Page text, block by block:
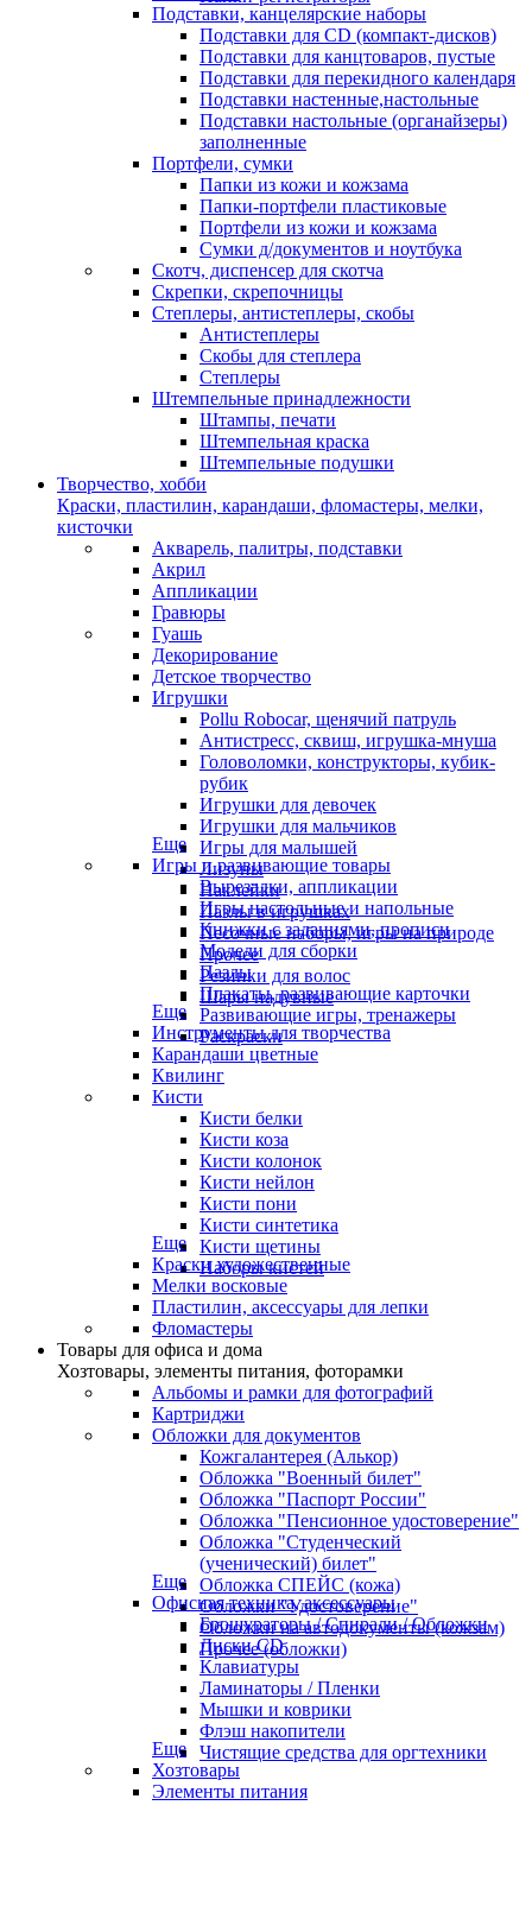
Подставки, канцелярские наборы
Подставки для CD (компакт-дисков)
Подставки для канцтоваров, пустые
Подставки для перекидного календаря
Подставки настенные,настольные
Подставки настольные (органайзеры)
заполненные
Портфели, сумки
Папки из кожи и кожзама
Папки-портфели пластиковые
Портфели из кожи и кожзама
Сумки д/документов и ноутбука
Скотч, диспенсер для скотча
Скрепки, скрепочницы
Степлеры, антистеплеры, скобы
Антистеплеры
Скобы для степлера
Степлеры
Штемпельные принадлежности
Штампы, печати
Штемпельная краска
Штемпельные подушки
Творчество, хобби
Краски, пластилин, карандаши, фломастеры, мелки,
кисточки
Акварель, палитры, подставки
Акрил
Аппликации
Гравюры
Гуашь
Декорирование
Детское творчество
Игрушки
Pollu Robocar, щенячий патруль
Антистресс, сквиш, игрушка-мнуша
Головоломки, конструкторы, кубик-
рубик
Игрушки для девочек
Игрушки для мальчиков
Игры для малышей
Лизуны
Наклейки
Пазлы в игрушках
Песочные наборы, игры на природе
Прочее
Резинки для волос
Шары надувные
Еще
Игры и развивающие товары
Вырезалки, аппликации
Игры настольные и напольные
Книжки с заданиями, прописи
Модели для сборки
Пазлы
Плакаты, развивающие карточки
Развивающие игры, тренажеры
Раскраски
Еще
Инструменты для творчества
Карандаши цветные
Квилинг
Кисти
Кисти белки
Кисти коза
Кисти колонок
Кисти нейлон
Кисти пони
Кисти синтетика
Кисти щетины
Наборы кистей
Еще
Краски художественные
Мелки восковые
Пластилин, аксессуары для лепки
Фломастеры
Товары для офиса и дома
Хозтовары, элементы питания, фоторамки
Альбомы и рамки для фотографий
Картриджи
Обложки для документов
Кожгалантерея (Алькор)
Обложка "Военный билет"
Обложка "Паспорт России"
Обложка "Пенсионное удостоверение"
Обложка "Студенческий
(ученический) билет"
Обложка СПЕЙС (кожа)
Обложки "Удостоверение"
Обложки на автодокументы (кожзам)
Прочее (обложки)
Еще
Офисная техника, аксессуары
Брошураторы / Спирали / Обложки
Диски CD
Клавиатуры
Ламинаторы / Пленки
Мышки и коврики
Флэш накопители
Чистящие средства для оргтехники
Еще
Хозтовары
Элементы питания